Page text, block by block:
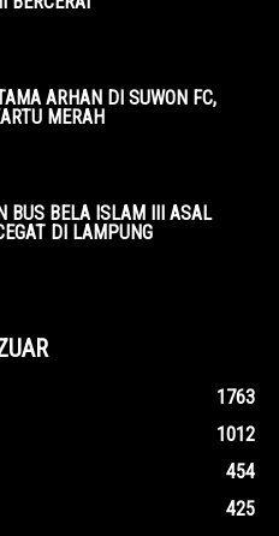
ARHAN DI SUWON FC,
MERAH
BUS BELA ISLAM III ASAL
DI LAMPUNG
1763
1012
454
425